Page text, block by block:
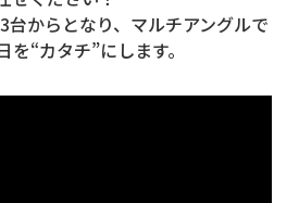
台からとなり、マルチアングルで
を“カタチ”にします。